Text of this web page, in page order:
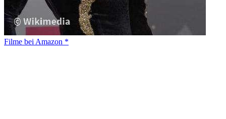
Filme bei Amazon *